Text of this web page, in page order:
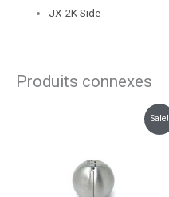
JX 2K Side
Produits connexes
Sale!
$58.65.$44.95.